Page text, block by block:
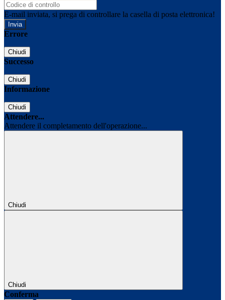
E-mail inviata, si prega di controllare la casella di posta elettronica!
Errore
Chiudi
Successo
Chiudi
Informazione
Chiudi
Attendere...
Attendere il completamento dell'operazione...
Chiudi
Chiudi
Conferma